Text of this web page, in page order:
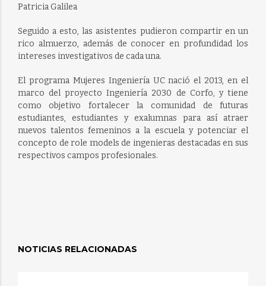
Patricia Galilea
Seguido a esto, las asistentes pudieron compartir en un
rico almuerzo, además de conocer en profundidad los
intereses investigativos de cada una.
El programa Mujeres Ingeniería UC nació el 2013, en el
marco del proyecto Ingeniería 2030 de Corfo, y tiene
como objetivo fortalecer la comunidad de futuras
estudiantes, estudiantes y exalumnas para así atraer
nuevos talentos femeninos a la escuela y potenciar el
concepto de role models de ingenieras destacadas en sus
respectivos campos profesionales.
NOTICIAS RELACIONADAS